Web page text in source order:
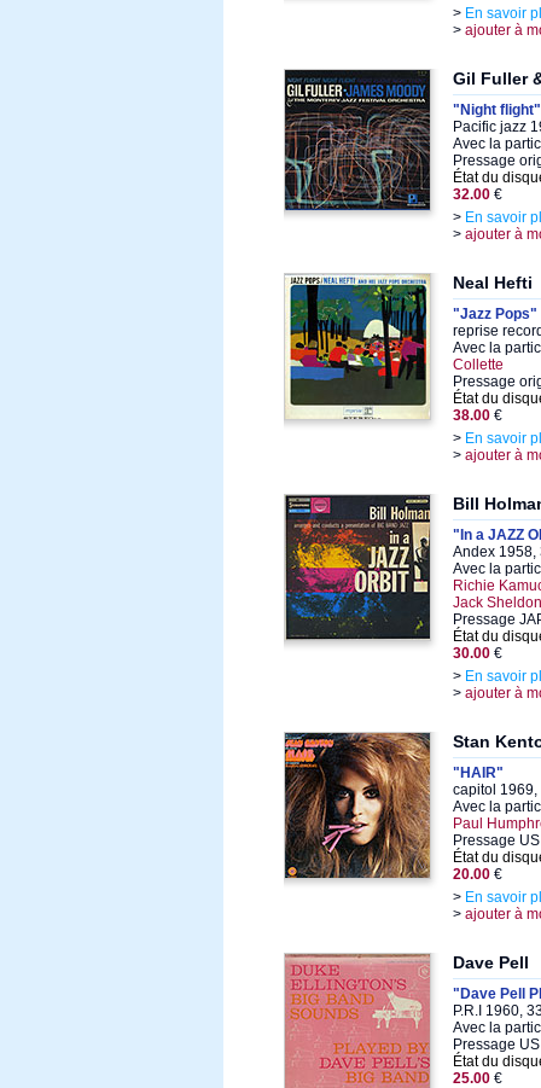
> En savoir
> ajouter à
Gil Fuller
"Night flight"
Pacific jazz
Avec la
Pressage
État du
32.00 €
> En savoir
> ajouter à
Neal Hefti
"Jazz Pops"
reprise
Avec la
Collette
Pressage
État du
38.00 €
> En savoir
> ajouter à
Bill
"In a JAZZ
Andex 1958,
Avec la
Richie
Jack Sheldon
Pressage
État du
30.00 €
> En savoir
> ajouter à
Stan
"HAIR"
capitol 1969,
Avec la
Paul
Pressage
État du
20.00 €
> En savoir
> ajouter à
Dave Pell
"Dave Pell
P.R.I 1960,
Avec la
Pressage
État du
25.00 €